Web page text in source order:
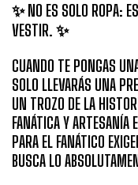
✨ NO ES SOLO ROPA:
VESTIR. ✨
CUANDO TE PONGAS
SOLO LLEVARÁS UNA
UN TROZO DE LA
FANÁTICA Y ARTESANÍA
PARA EL FANÁTICO
BUSCA LO